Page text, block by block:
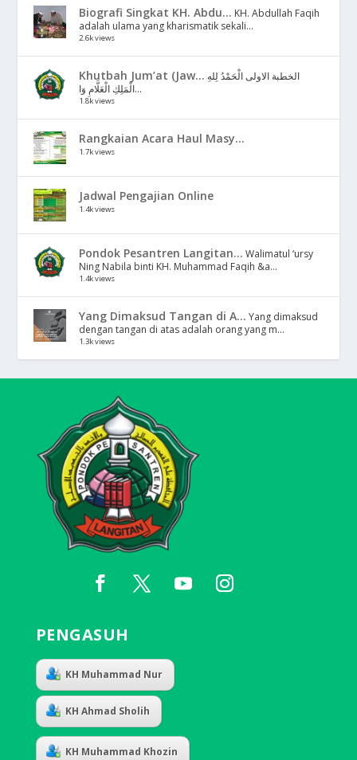
Biografi Singkat KH. Abdu... KH. Abdullah Faqih
adalah ulama yang kharismatik sekali...
2.6k views
Khutbah Jum’at (Jaw... الخطبة الاولى الْحَمْدُ لِلهِ
الْمَلِكِ الْعَلَّامِ وَا...
1.8k views
Rangkaian Acara Haul Masy...
1.7k views
Jadwal Pengajian Online
1.4k views
Pondok Pesantren Langitan... Walimatul ‘ursy
Ning Nabila binti KH. Muhammad Faqih &a...
1.4k views
Yang Dimaksud Tangan di A... Yang dimaksud
dengan tangan di atas adalah orang yang m...
1.3k views
PENGASUH
KH Muhammad Nur
KH Ahmad Sholih
KH Muhammad Khozin